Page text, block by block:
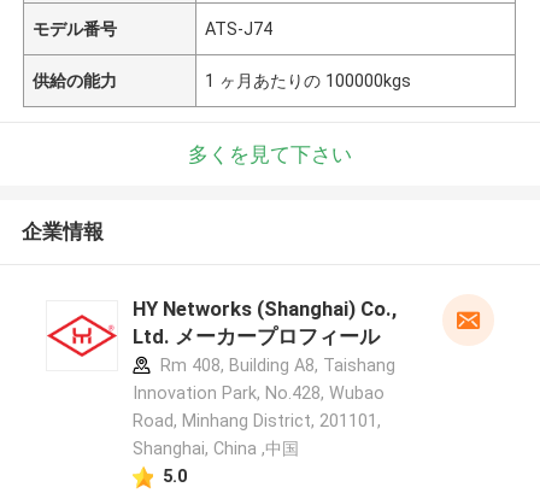
モデル番号 ATS-J74
供給の能力 1 ヶ月あたりの 100000kgs
多くを見て下さい
企業情報
HY Networks (Shanghai) Co.,
Ltd. メーカープロフィール
Rm 408, Building A8, Taishang
Innovation Park, No.428, Wubao
Road, Minhang District, 201101,
Shanghai, China ,中国
5.0